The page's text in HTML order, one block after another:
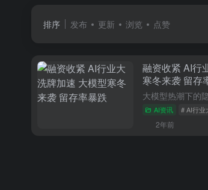
排序 发布 更新 浏览 点赞
融资收紧 AI行
寒冬来袭 留存
AI资讯 # AI行业
2年前